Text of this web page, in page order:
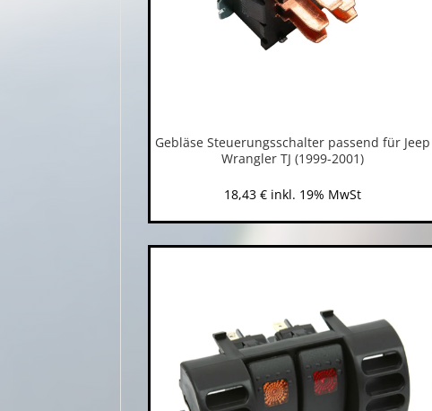
Gebläse Steuerungsschalter passend für Jeep
Wrangler TJ (1999-2001)
18,43 € inkl. 19% MwSt